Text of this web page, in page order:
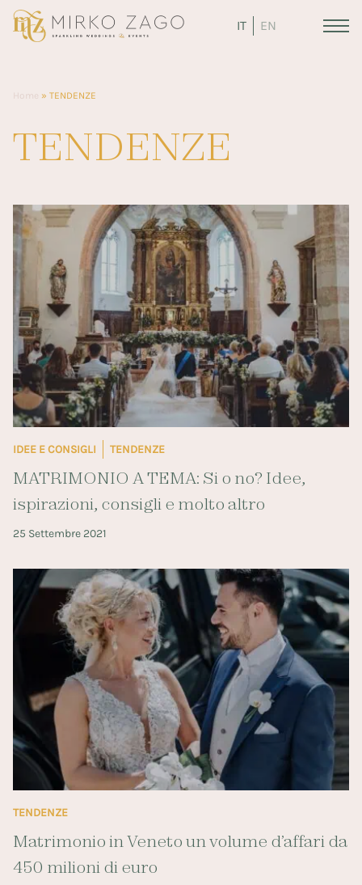
IT EN
Home » TENDENZE
TENDENZE
IDEE E CONSIGLI TENDENZE
MATRIMONIO A TEMA: Si o no? Idee,
ispirazioni, consigli e molto altro
25 Settembre 2021
TENDENZE
Matrimonio in Veneto un volume d’affari da
450 milioni di euro